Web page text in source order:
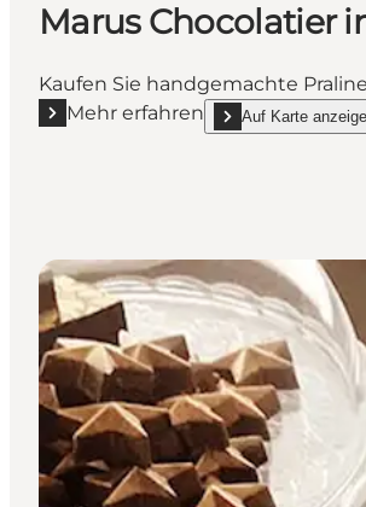
Marus Chocolatier
Kaufen Sie handgemachte
Mehr erfahren
Mehr erfahren "Marus Chocolatier
Auf Karte
show Marus